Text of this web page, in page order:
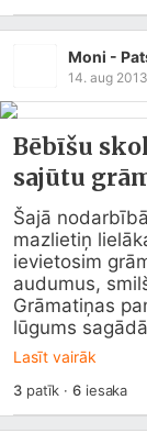
Moni -
14. aug
Bēbīšu
sajūtu
Šajā
mazlietiņ
ievietosim
audumus,
Grāmatiņas
lūgums
Lasīt vairāk
3patīk ·6iesaka